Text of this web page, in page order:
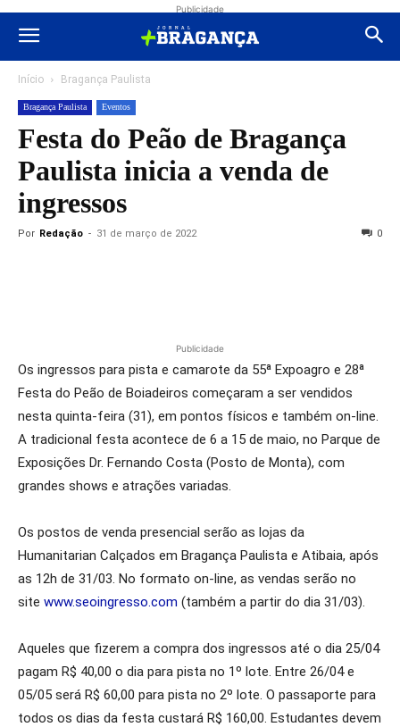
Publicidade
Início Bragança Paulista
Bragança Paulista Eventos
Festa do Peão de Bragança
Paulista inicia a venda de
ingressos
Por Redação - 31 de março de 2022 0
Publicidade
Os ingressos para pista e camarote da 55ª Expoagro e 28ª
Festa do Peão de Boiadeiros começaram a ser vendidos
nesta quinta-feira (31), em pontos físicos e também on-line.
A tradicional festa acontece de 6 a 15 de maio, no Parque de
Exposições Dr. Fernando Costa (Posto de Monta), com
grandes shows e atrações variadas.
Os postos de venda presencial serão as lojas da
Humanitarian Calçados em Bragança Paulista e Atibaia, após
as 12h de 31/03. No formato on-line, as vendas serão no
site www.seoingresso.com (também a partir do dia 31/03).
Aqueles que fizerem a compra dos ingressos até o dia 25/04
pagam R$ 40,00 o dia para pista no 1º lote. Entre 26/04 e
05/05 será R$ 60,00 para pista no 2º lote. O passaporte para
todos os dias da festa custará R$ 160,00. Estudantes devem